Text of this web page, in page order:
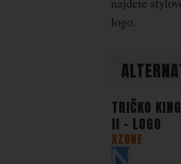
logo.
TRIČKO
II - LOGO
XZONE